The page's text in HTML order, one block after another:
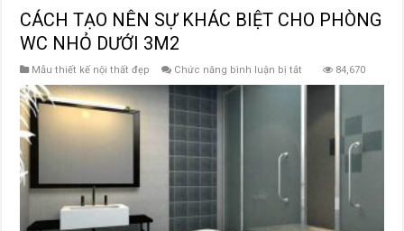
CÁCH TẠO NÊN SỰ KHÁC BIỆT CHO PHÒNG
WC NHỎ DƯỚI 3M2
Mẫu thiết kế nội thất đẹp Chức năng bình luận bị tắt
NHỎ
DƯỚI
3M2
84,670